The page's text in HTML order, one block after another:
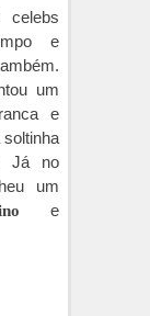
e
um
e
Já no
um
e